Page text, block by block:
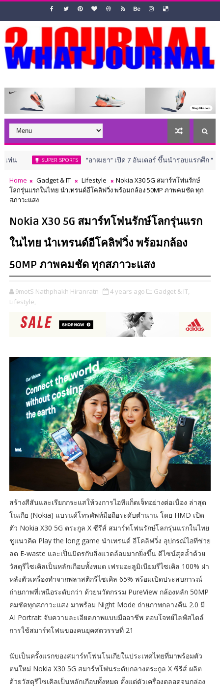
SUPER SPORTS “อาฒยา” เปิด 7 อันเดอร์ ขึ้นนำรอบแรกศึก “เอไอจี วีเมน
Home Gadget & IT Lifestyle
Nokia X30 5G สมาร์ทโฟนรักษ์
โลกรุ่นแรกในไทย นำเทรนด์อีโคลิฟวิ่ง พร้อมกล้อง 50MP ภาพคมชัด ทุก
สภาวะแสง
Nokia X30 5G สมาร์ทโฟนรักษ์โลกรุ่นแรก
ในไทย นำเทรนด์อีโคลิฟวิ่ง พร้อมกล้อง
50MP ภาพคมชัด ทุกสภาวะแสง
9motS Nathphakh Hiranratn 4 years ago
Gadget & IT,
Lifestyle,
สร้างสีสันและเรียกกระแสให้วงการไอทีแก็ดเจ็ทอย่างต่อเนื่อง ล่าสุด
โนเกีย (Nokia) แบรนด์โทรศัพท์มือถือระดับตำนาน โดย HMD เปิด
ตัว Nokia X30 5G ตระกูล X ซีรีส์ สมาร์ทโฟนรักษ์โลกรุ่นแรกในไทย
ชูแนวคิด Play the long game นำเทรนด์ อีโคลิฟวิ่ง อุปกรณ์ไอทีช่วย
ลด E-waste และเป็นมิตรกับสิ่งแวดล้อมมากยิ่งขึ้น ดีไซน์สุดล้ำด้วย
วัสดุรีไซเคิลเป็นหลักเกือบทั้งหมด เฟรมอะลูมิเนียมรีไซเคิล 100% ฝา
หลังตัวเครื่องทำจากพลาสติกรีไซเคิล 65% พร้อมเปิดประสบการณ์
ถ่ายภาพที่เหนือระดับกว่า ด้วยนวัตกรรม PureView กล้องหลัก 50MP
คมชัดทุกสภาวะแสง มาพร้อม Night Mode ถ่ายภาพกลางคืน 2.0 มี
AI Portrait จับความละเอียดภาพแบบมืออาชีพ ตอบโจทย์ไลฟ์สไตล์
การใช้สมาร์ทโฟนของคนยุคศตวรรษที่ 21
นับเป็นครั้งแรกของสมาร์ทโฟนโนเกียในประเทศไทยที่มาพร้อมตัว
ตนใหม่ Nokia X30 5G สมาร์ทโฟนระดับกลางตระกูล X ซีรีส์ ผลิต
ด้วยวัสดุรีไซเคิลเป็นหลักเกือบทั้งหมด ตั้งแต่ตัวเครื่องตลอดจนกล่อง